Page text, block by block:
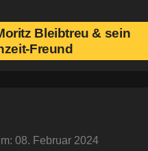
Bleibtreu & sein
Freund
08. Februar 2024